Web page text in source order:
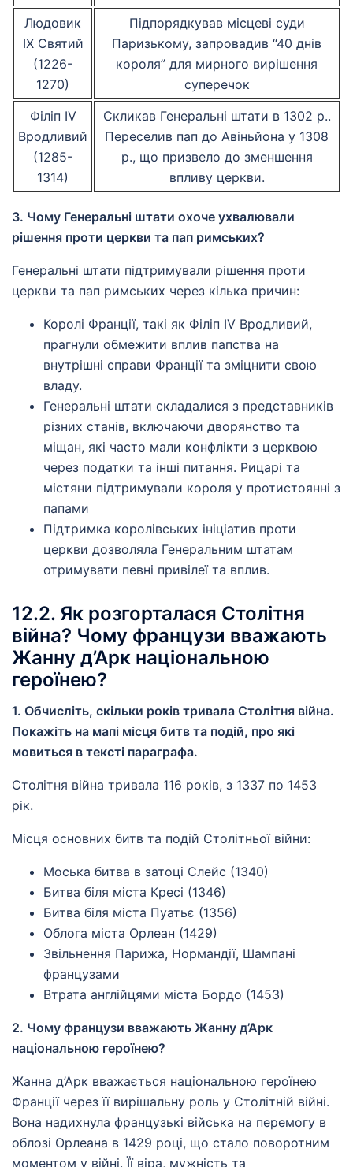
Людовик
ІХ Святий
(1226-
1270)
Підпорядкував місцеві суди
Паризькому, запровадив “40 днів
короля” для мирного вирішення
суперечок
Філіп IV
Вродливий
(1285-
1314)
Скликав Генеральні штати в 1302 р..
Переселив пап до Авіньйона у 1308
р., що призвело до зменшення
впливу церкви.
3. Чому Генеральні штати охоче ухвалювали
рішення проти церкви та пап римських?
Генеральні штати підтримували рішення проти
церкви та пап римських через кілька причин:
Королі Франції, такі як Філіп IV Вродливий,
прагнули обмежити вплив папства на
внутрішні справи Франції та зміцнити свою
владу.
Генеральні штати складалися з представників
різних станів, включаючи дворянство та
міщан, які часто мали конфлікти з церквою
через податки та інші питання. Рицарі та
містяни підтримували короля у протистоянні з
папами
Підтримка королівських ініціатив проти
церкви дозволяла Генеральним штатам
отримувати певні привілеї та вплив.
12.2. Як розгорталася Столітня
війна? Чому французи вважають
Жанну д’Арк національною
героїнею?
1. Обчисліть, скільки років тривала Столітня війна.
Покажіть на мапі місця битв та подій, про які
мовиться в тексті параграфа.
Столітня війна тривала 116 років, з 1337 по 1453
рік.
Місця основних битв та подій Столітньої війни:
Моська битва в затоці Слейс (1340)
Битва біля міста Кресі (1346)
Битва біля міста Пуатьє (1356)
Облога міста Орлеан (1429)
Звільнення Парижа, Нормандії, Шампані
французами
Втрата англійцями міста Бордо (1453)
2. Чому французи вважають Жанну д’Арк
національною героїнею?
Жанна д’Арк вважається національною героїнею
Франції через її вирішальну роль у Столітній війні.
Вона надихнула французькі війська на перемогу в
облозі Орлеана в 1429 році, що стало поворотним
моментом у війні. Її віра, мужність та